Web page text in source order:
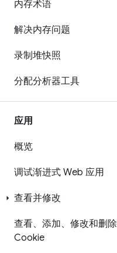
内存术语
解决内存问题
录制堆快照
分配分析器工具
应用
概览
调试渐进式 Web 应用
查看并修改
查看、添加、修改和删除
Cookie